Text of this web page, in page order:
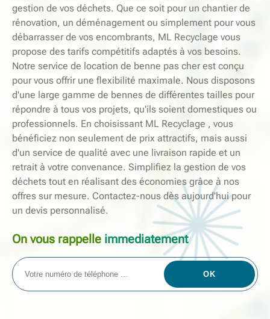
gestion de vos déchets. Que ce soit pour un chantier de
rénovation, un déménagement ou simplement pour vous
débarrasser de vos encombrants, ML Recyclage vous
propose des tarifs compétitifs adaptés à vos besoins.
Notre service de location de benne pas cher est conçu
pour vous offrir une flexibilité maximale. Nous disposons
d'une large gamme de bennes de différentes tailles pour
répondre à tous vos projets, qu'ils soient domestiques ou
professionnels. En choisissant ML Recyclage , vous
bénéficiez non seulement de prix attractifs, mais aussi
d'un service de qualité avec une livraison rapide et un
retrait à votre convenance. Simplifiez la gestion de vos
déchets tout en réalisant des économies grâce à nos
offres sur mesure. Contactez-nous dès aujourd'hui pour
un devis personnalisé.
On vous rappelle immediatement